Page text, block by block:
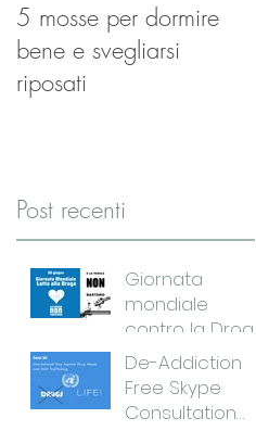
5 mosse per dormire
bene e svegliarsi
riposati
Post recenti
Giornata
mondiale
contro la Droga.
Liberi in 45
giorni.
De-Addiction
Free Skype
Consultation